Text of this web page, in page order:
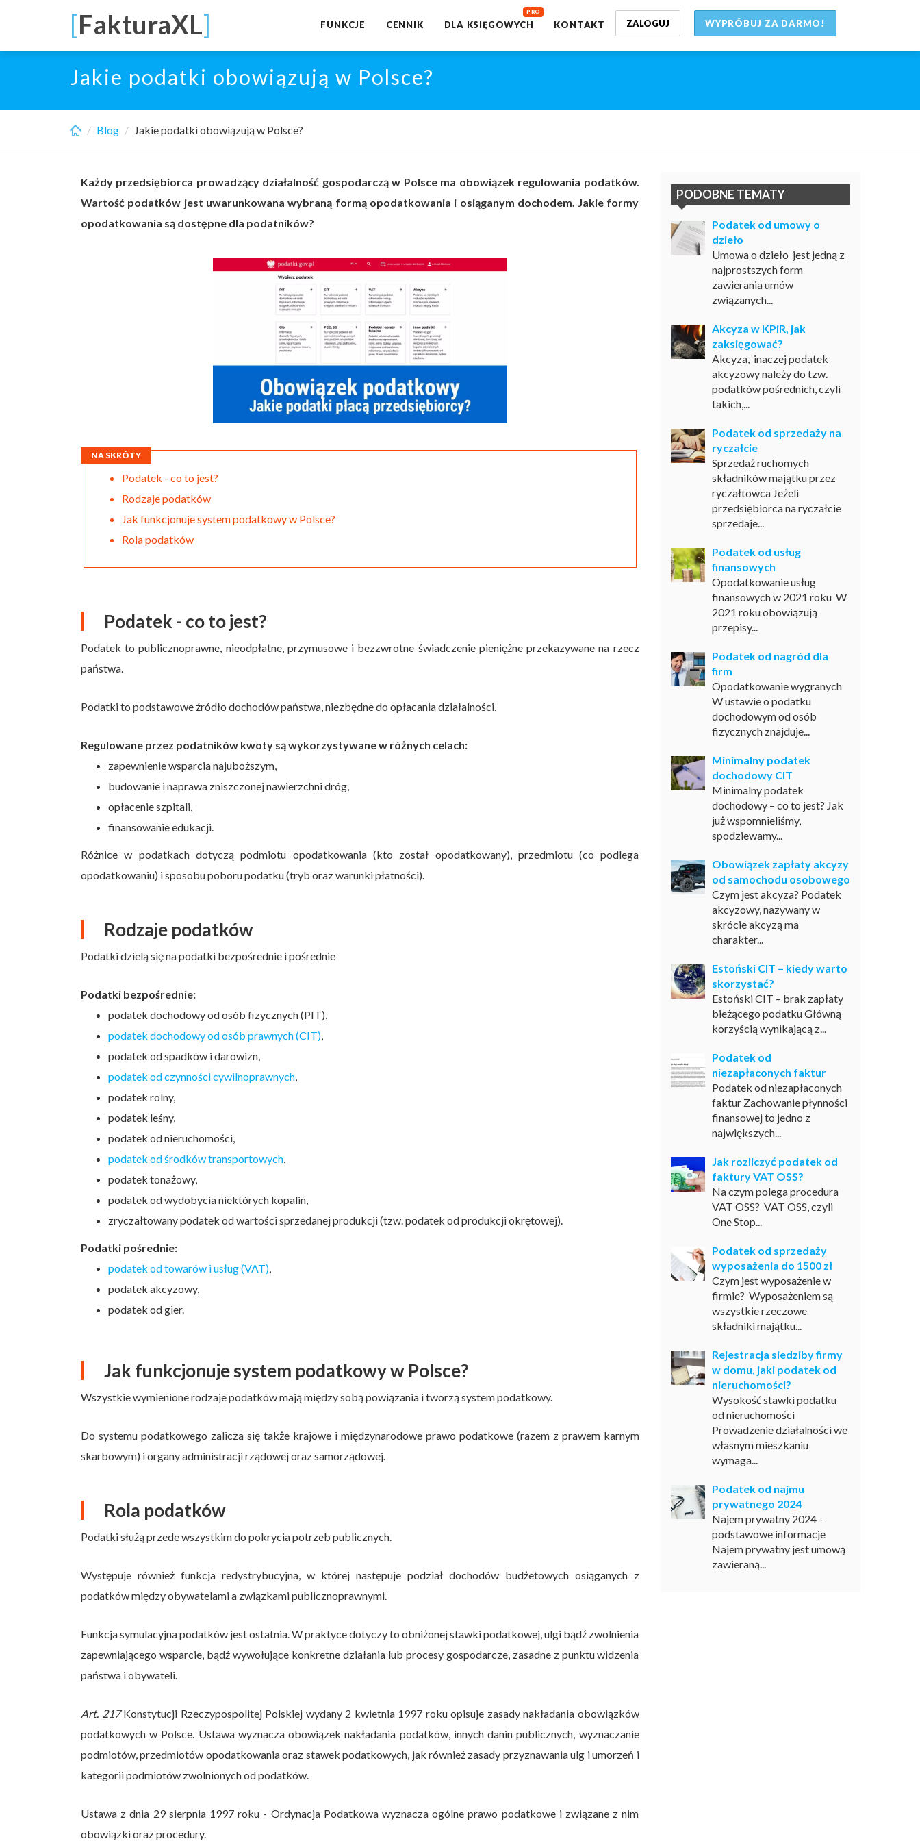
main
[FakturaXL] WYPRÓBUJ ZA DARMO!
ZALOGUJ
FUNKCJE CENNIK DLA KSIĘGOWYCH KONTAKT
Jakie podatki obowiązują w Polsce?
Blog Jakie podatki obowiązują w Polsce?
Każdy przedsiębiorca prowadzący działalność gospodarczą w Polsce ma obowiązek regulowania podatków.
Wartość podatków jest uwarunkowana wybraną formą opodatkowania i osiąganym dochodem. Jakie formy
opodatkowania są dostępne dla podatników?
NA SKRÓTY
Podatek - co to jest?
Rodzaje podatków
Jak funkcjonuje system podatkowy w Polsce?
Rola podatków
Podatek - co to jest?
Podatek to publicznoprawne, nieodpłatne, przymusowe i bezzwrotne świadczenie pieniężne przekazywane na rzecz
państwa.
Podatki to podstawowe źródło dochodów państwa, niezbędne do opłacania działalności.
Regulowane przez podatników kwoty są wykorzystywane w różnych celach:
zapewnienie wsparcia najuboższym,
budowanie i naprawa zniszczonej nawierzchni dróg,
opłacenie szpitali,
finansowanie edukacji.
Różnice w podatkach dotyczą podmiotu opodatkowania (kto został opodatkowany), przedmiotu (co podlega
opodatkowaniu) i sposobu poboru podatku (tryb oraz warunki płatności).
Rodzaje podatków
Podatki dzielą się na podatki bezpośrednie i pośrednie
Podatki bezpośrednie:
podatek dochodowy od osób fizycznych (PIT),
podatek dochodowy od osób prawnych (CIT),
podatek od spadków i darowizn,
podatek od czynności cywilnoprawnych,
podatek rolny,
podatek leśny,
podatek od nieruchomości,
podatek od środków transportowych,
podatek tonażowy,
podatek od wydobycia niektórych kopalin,
zryczałtowany podatek od wartości sprzedanej produkcji (tzw. podatek od produkcji okrętowej).
Podatki pośrednie:
podatek od towarów i usług (VAT),
podatek akcyzowy,
podatek od gier.
Jak funkcjonuje system podatkowy w Polsce?
Wszystkie wymienione rodzaje podatków mają między sobą powiązania i tworzą system podatkowy.
Do systemu podatkowego zalicza się także krajowe i międzynarodowe prawo podatkowe (razem z prawem karnym
skarbowym) i organy administracji rządowej oraz samorządowej.
Rola podatków
Podatki służą przede wszystkim do pokrycia potrzeb publicznych.
Występuje również funkcja redystrybucyjna, w której następuje podział dochodów budżetowych osiąganych z
podatków między obywatelami a związkami publicznoprawnymi.
Funkcja symulacyjna podatków jest ostatnia. W praktyce dotyczy to obniżonej stawki podatkowej, ulgi bądź zwolnienia
zapewniającego wsparcie, bądź wywołujące konkretne działania lub procesy gospodarcze, zasadne z punktu widzenia
państwa i obywateli.
Art. 217Konstytucji Rzeczypospolitej Polskiej wydany 2 kwietnia 1997 roku opisuje zasady nakładania obowiązków
podatkowych w Polsce. Ustawa wyznacza obowiązek nakładania podatków, innych danin publicznych, wyznaczanie
podmiotów, przedmiotów opodatkowania oraz stawek podatkowych, jak również zasady przyznawania ulg i umorzeń i
kategorii podmiotów zwolnionych od podatków.
Ustawa z dnia 29 sierpnia 1997 roku - Ordynacja Podatkowa wyznacza ogólne prawo podatkowe i związane z nim
obowiązki oraz procedury.
PODOBNE TEMATY
Podatek od umowy o
dzieło
Umowa o dzieło jest jedną z
najprostszych form
zawierania umów
związanych...
Akcyza w KPiR, jak
zaksięgować?
Akcyza, inaczej podatek
akcyzowy należy do tzw.
podatków pośrednich, czyli
takich,...
Podatek od sprzedaży na
ryczałcie
Sprzedaż ruchomych
składników majątku przez
ryczałtowca Jeżeli
przedsiębiorca na ryczałcie
sprzedaje...
Podatek od usług
finansowych
Opodatkowanie usług
finansowych w 2021 roku W
2021 roku obowiązują
przepisy...
Podatek od nagród dla
firm
Opodatkowanie wygranych
W ustawie o podatku
dochodowym od osób
fizycznych znajduje...
Minimalny podatek
dochodowy CIT
Minimalny podatek
dochodowy – co to jest? Jak
już wspomnieliśmy,
spodziewamy...
Obowiązek zapłaty akcyzy
od samochodu osobowego
Czym jest akcyza? Podatek
akcyzowy, nazywany w
skrócie akcyzą ma
charakter...
Estoński CIT – kiedy warto
skorzystać?
Estoński CIT – brak zapłaty
bieżącego podatku Główną
korzyścią wynikającą z...
Podatek od
niezapłaconych faktur
Podatek od niezapłaconych
faktur Zachowanie płynności
finansowej to jedno z
największych...
Jak rozliczyć podatek od
faktury VAT OSS?
Na czym polega procedura
VAT OSS? VAT OSS, czyli
One Stop...
Podatek od sprzedaży
wyposażenia do 1500 zł
Czym jest wyposażenie w
firmie? Wyposażeniem są
wszystkie rzeczowe
składniki majątku...
Rejestracja siedziby firmy
w domu, jaki podatek od
nieruchomości?
Wysokość stawki podatku
od nieruchomości
Prowadzenie działalności we
własnym mieszkaniu
wymaga...
Podatek od najmu
prywatnego 2024
Najem prywatny 2024 –
podstawowe informacje
Najem prywatny jest umową
zawieraną...